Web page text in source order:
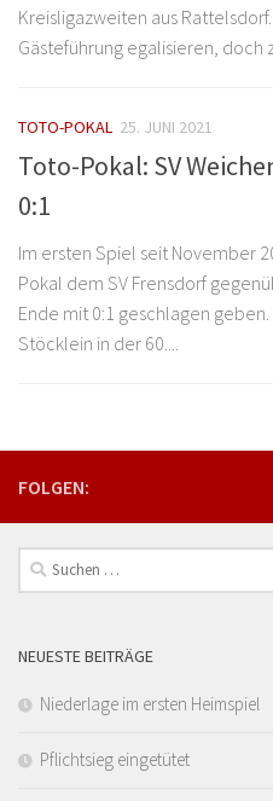
Kreisligazweiten aus
Gästeführung egalisieren, doch
TOTO-POKAL 25. JUNI 2021
Toto-Pokal: SV
0:1
Im ersten Spiel seit November
Pokal dem SV Frensdorf
Ende mit 0:1 geschlagen
Stöcklein in der 60....
FOLGEN:
Suchen
nach:
NEUESTE BEITRÄGE
Niederlage im ersten Heimspiel
Pflichtsieg eingetütet